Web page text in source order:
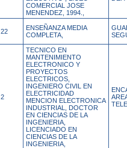
COMERCIAL JOSE
MENENDEZ, 1994.,
22
ENSEÑANZA MEDIA
COMPLETA,
2
TECNICO EN
MANTENIMIENTO
ELECTRONICO Y
PROYECTOS
ELECTRICOS,
INGENIERO CIVIL EN
ELECTRICIDAD
MENCION ELECTRONICA
INDUSTRIAL, DOCTOR
EN CIENCIAS DE LA
INGENIERIA,
LICENCIADO EN
CIENCIAS DE LA
INGENIERIA,